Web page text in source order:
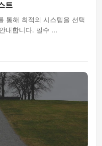
트
통해 최적의 시스템을 선택
내합니다. 필수 ...